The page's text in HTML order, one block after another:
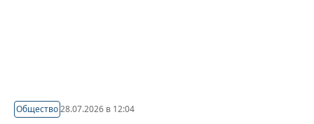
Общество28.07.2026 в 12:04